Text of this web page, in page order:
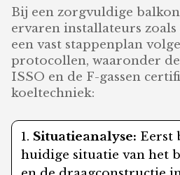
Bij een zorgvuldige
ervaren installateurs
een vast stappenplan
protocollen, waaronder
ISSO en de F-gassen
koeltechniek:
Situatieanalyse: Eerst
huidige situatie van het